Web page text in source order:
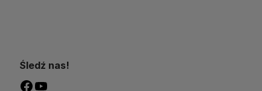
Śledź nas!